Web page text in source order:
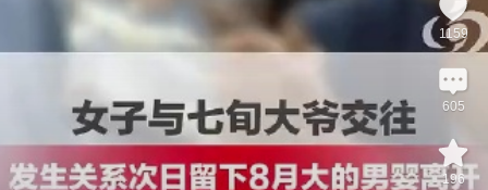
1159
605
196